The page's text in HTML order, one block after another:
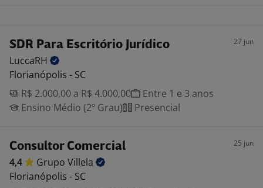
SDR Para Escritório Jurídico 27 jun
LuccaRH
Florianópolis - SC
R$ 2.000,00 a R$ 4.000,00
Entre 1 e 3 anos
Ensino Médio (2º Grau)
Presencial
Consultor Comercial 25 jun
4,4 Grupo Villela
Florianópolis - SC